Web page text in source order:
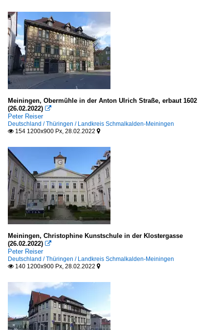
Meiningen, Obermühle in der Anton Ulrich Straße, erbaut 1602
(26.02.2022) 
Peter Reiser
Deutschland / Thüringen / Landkreis Schmalkalden-Meiningen
 154 1200x900 Px, 28.02.2022 
Meiningen, Christophine Kunstschule in der Klostergasse
(26.02.2022) 
Peter Reiser
Deutschland / Thüringen / Landkreis Schmalkalden-Meiningen
 140 1200x900 Px, 28.02.2022 